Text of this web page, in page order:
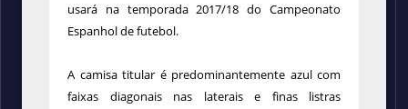
usará na temporada 2017/18 do Campeonato
Espanhol de futebol.
A camisa titular é predominantemente azul com
faixas diagonais nas laterais e finas listras